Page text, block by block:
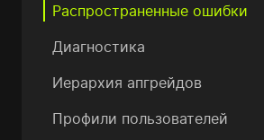
Распространенные ошибки
Диагностика
Иерархия апгрейдов
Профили пользователей